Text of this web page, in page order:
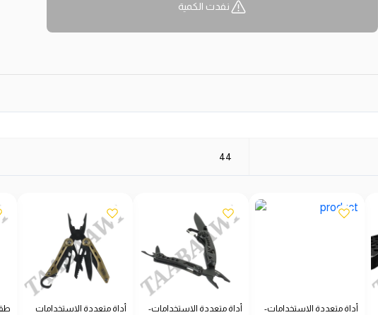
نفدت الكمية
44
أداة متعددة الاستخدامات-
أداة متعددة الاستخدامات-
أداة متعددة الاستخدامات